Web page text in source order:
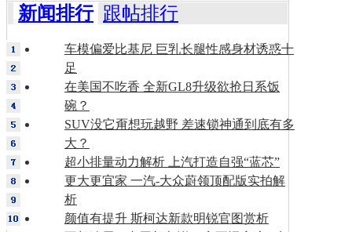
新闻排行 跟帖排行
车模偏爱比基尼 巨乳长腿性感身材诱惑十
足
在美国不吃香 全新GL8升级欲抢日系饭
碗？
SUV没它甭想玩越野 差速锁神通到底有多
大？
超小排量动力解析 上汽打造自强“蓝芯”
更大更宜家 一汽-大众蔚领顶配版实拍解
析
颜值有提升 斯柯达新款明锐官图赏析